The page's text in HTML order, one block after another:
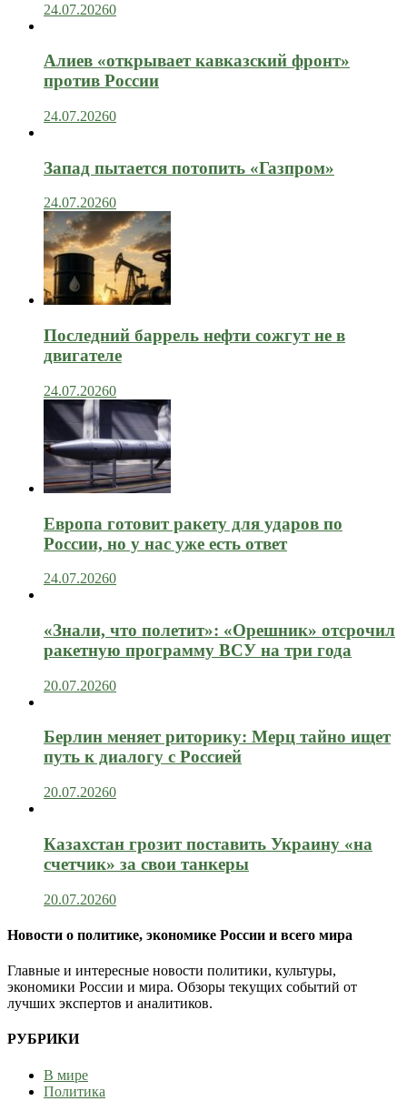
24.07.20260
Алиев «открывает кавказский фронт»
против России
24.07.20260
Запад пытается потопить «Газпром»
24.07.20260
Последний баррель нефти сожгут не в
двигателе
24.07.20260
Европа готовит ракету для ударов по
России, но у нас уже есть ответ
24.07.20260
«Знали, что полетит»: «Орешник» отсрочил
ракетную программу ВСУ на три года
20.07.20260
Берлин меняет риторику: Мерц тайно ищет
путь к диалогу с Россией
20.07.20260
Казахстан грозит поставить Украину «на
счетчик» за свои танкеры
20.07.20260
Новости о политике, экономике России и всего мира
Главные и интересные новости политики, культуры,
экономики России и мира. Обзоры текущих событий от
лучших экспертов и аналитиков.
РУБРИКИ
В мире
Политика